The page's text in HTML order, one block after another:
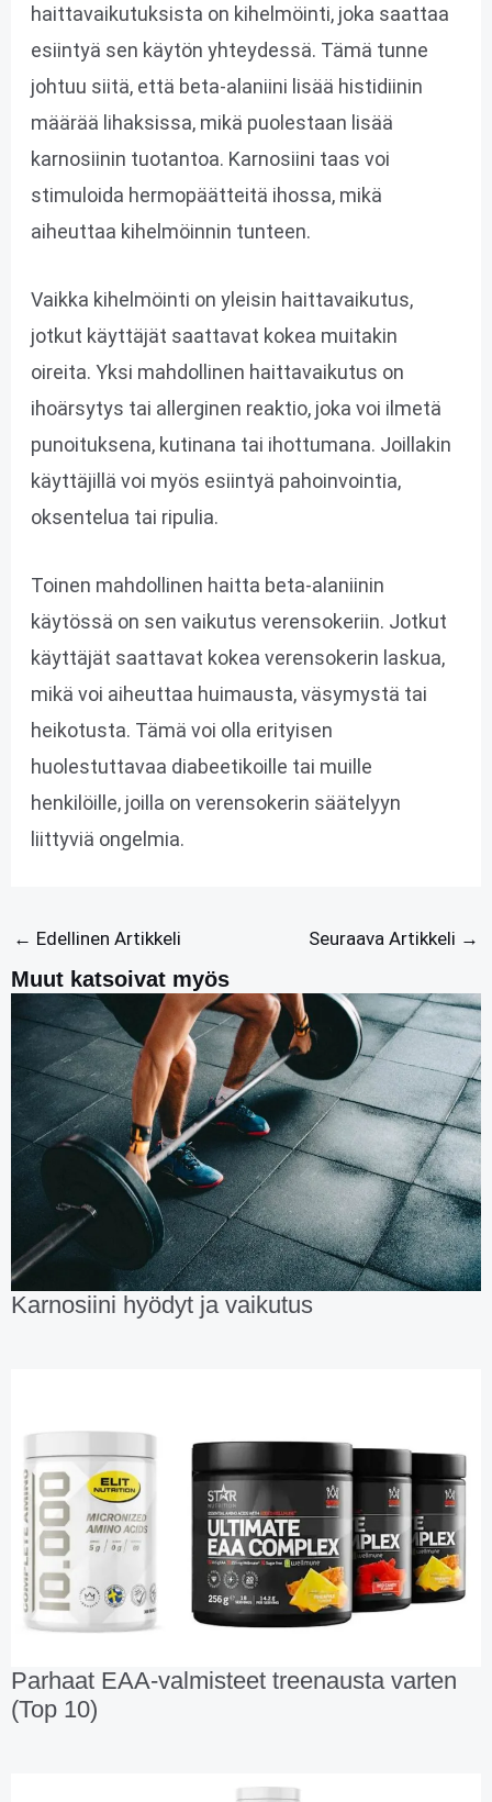
haittavaikutuksista on kihelmöinti, joka saattaa
esiintyä sen käytön yhteydessä. Tämä tunne
johtuu siitä, että beta-alaniini lisää histidiinin
määrää lihaksissa, mikä puolestaan lisää
karnosiinin tuotantoa. Karnosiini taas voi
stimuloida hermopäätteitä ihossa, mikä
aiheuttaa kihelmöinnin tunteen.
Vaikka kihelmöinti on yleisin haittavaikutus,
jotkut käyttäjät saattavat kokea muitakin
oireita. Yksi mahdollinen haittavaikutus on
ihoärsytys tai allerginen reaktio, joka voi ilmetä
punoituksena, kutinana tai ihottumana. Joillakin
käyttäjillä voi myös esiintyä pahoinvointia,
oksentelua tai ripulia.
Toinen mahdollinen haitta beta-alaniinin
käytössä on sen vaikutus verensokeriin. Jotkut
käyttäjät saattavat kokea verensokerin laskua,
mikä voi aiheuttaa huimausta, väsymystä tai
heikotusta. Tämä voi olla erityisen
huolestuttavaa diabeetikoille tai muille
henkilöille, joilla on verensokerin säätelyyn
liittyviä ongelmia.
← Edellinen Artikkeli Seuraava Artikkeli →
Muut katsoivat myös
Karnosiini hyödyt ja vaikutus
Parhaat EAA-valmisteet treenausta varten
(Top 10)